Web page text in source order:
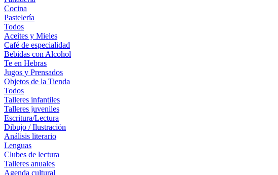
Cocina
Pastelería
Todos
Aceites y Mieles
Café de especialidad
Bebidas con Alcohol
Te en Hebras
Jugos y Prensados
Objetos de la Tienda
Todos
Talleres infantiles
Talleres juveniles
Escritura/Lectura
Dibujo / Ilustración
Análisis literario
Lenguas
Clubes de lectura
Talleres anuales
Agenda cultural